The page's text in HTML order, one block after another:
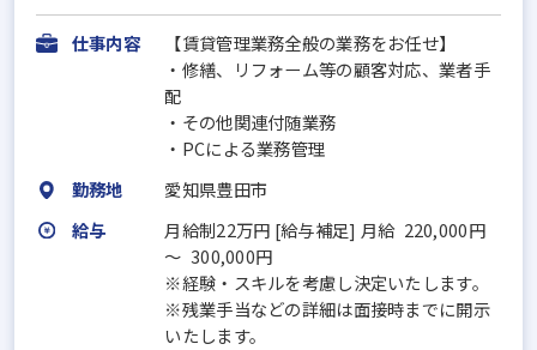
仕事内容
【賃貸管理業務全般の業務をお任せ】
・修繕、リフォーム等の顧客対応、業者手
配
・その他関連付随業務
・PCによる業務管理
勤務地
愛知県豊田市
給与
月給制22万円 [給与補足] 月給 220,000円
～ 300,000円
※経験・スキルを考慮し決定いたします。
※残業手当などの詳細は面接時までに開示
いたします。